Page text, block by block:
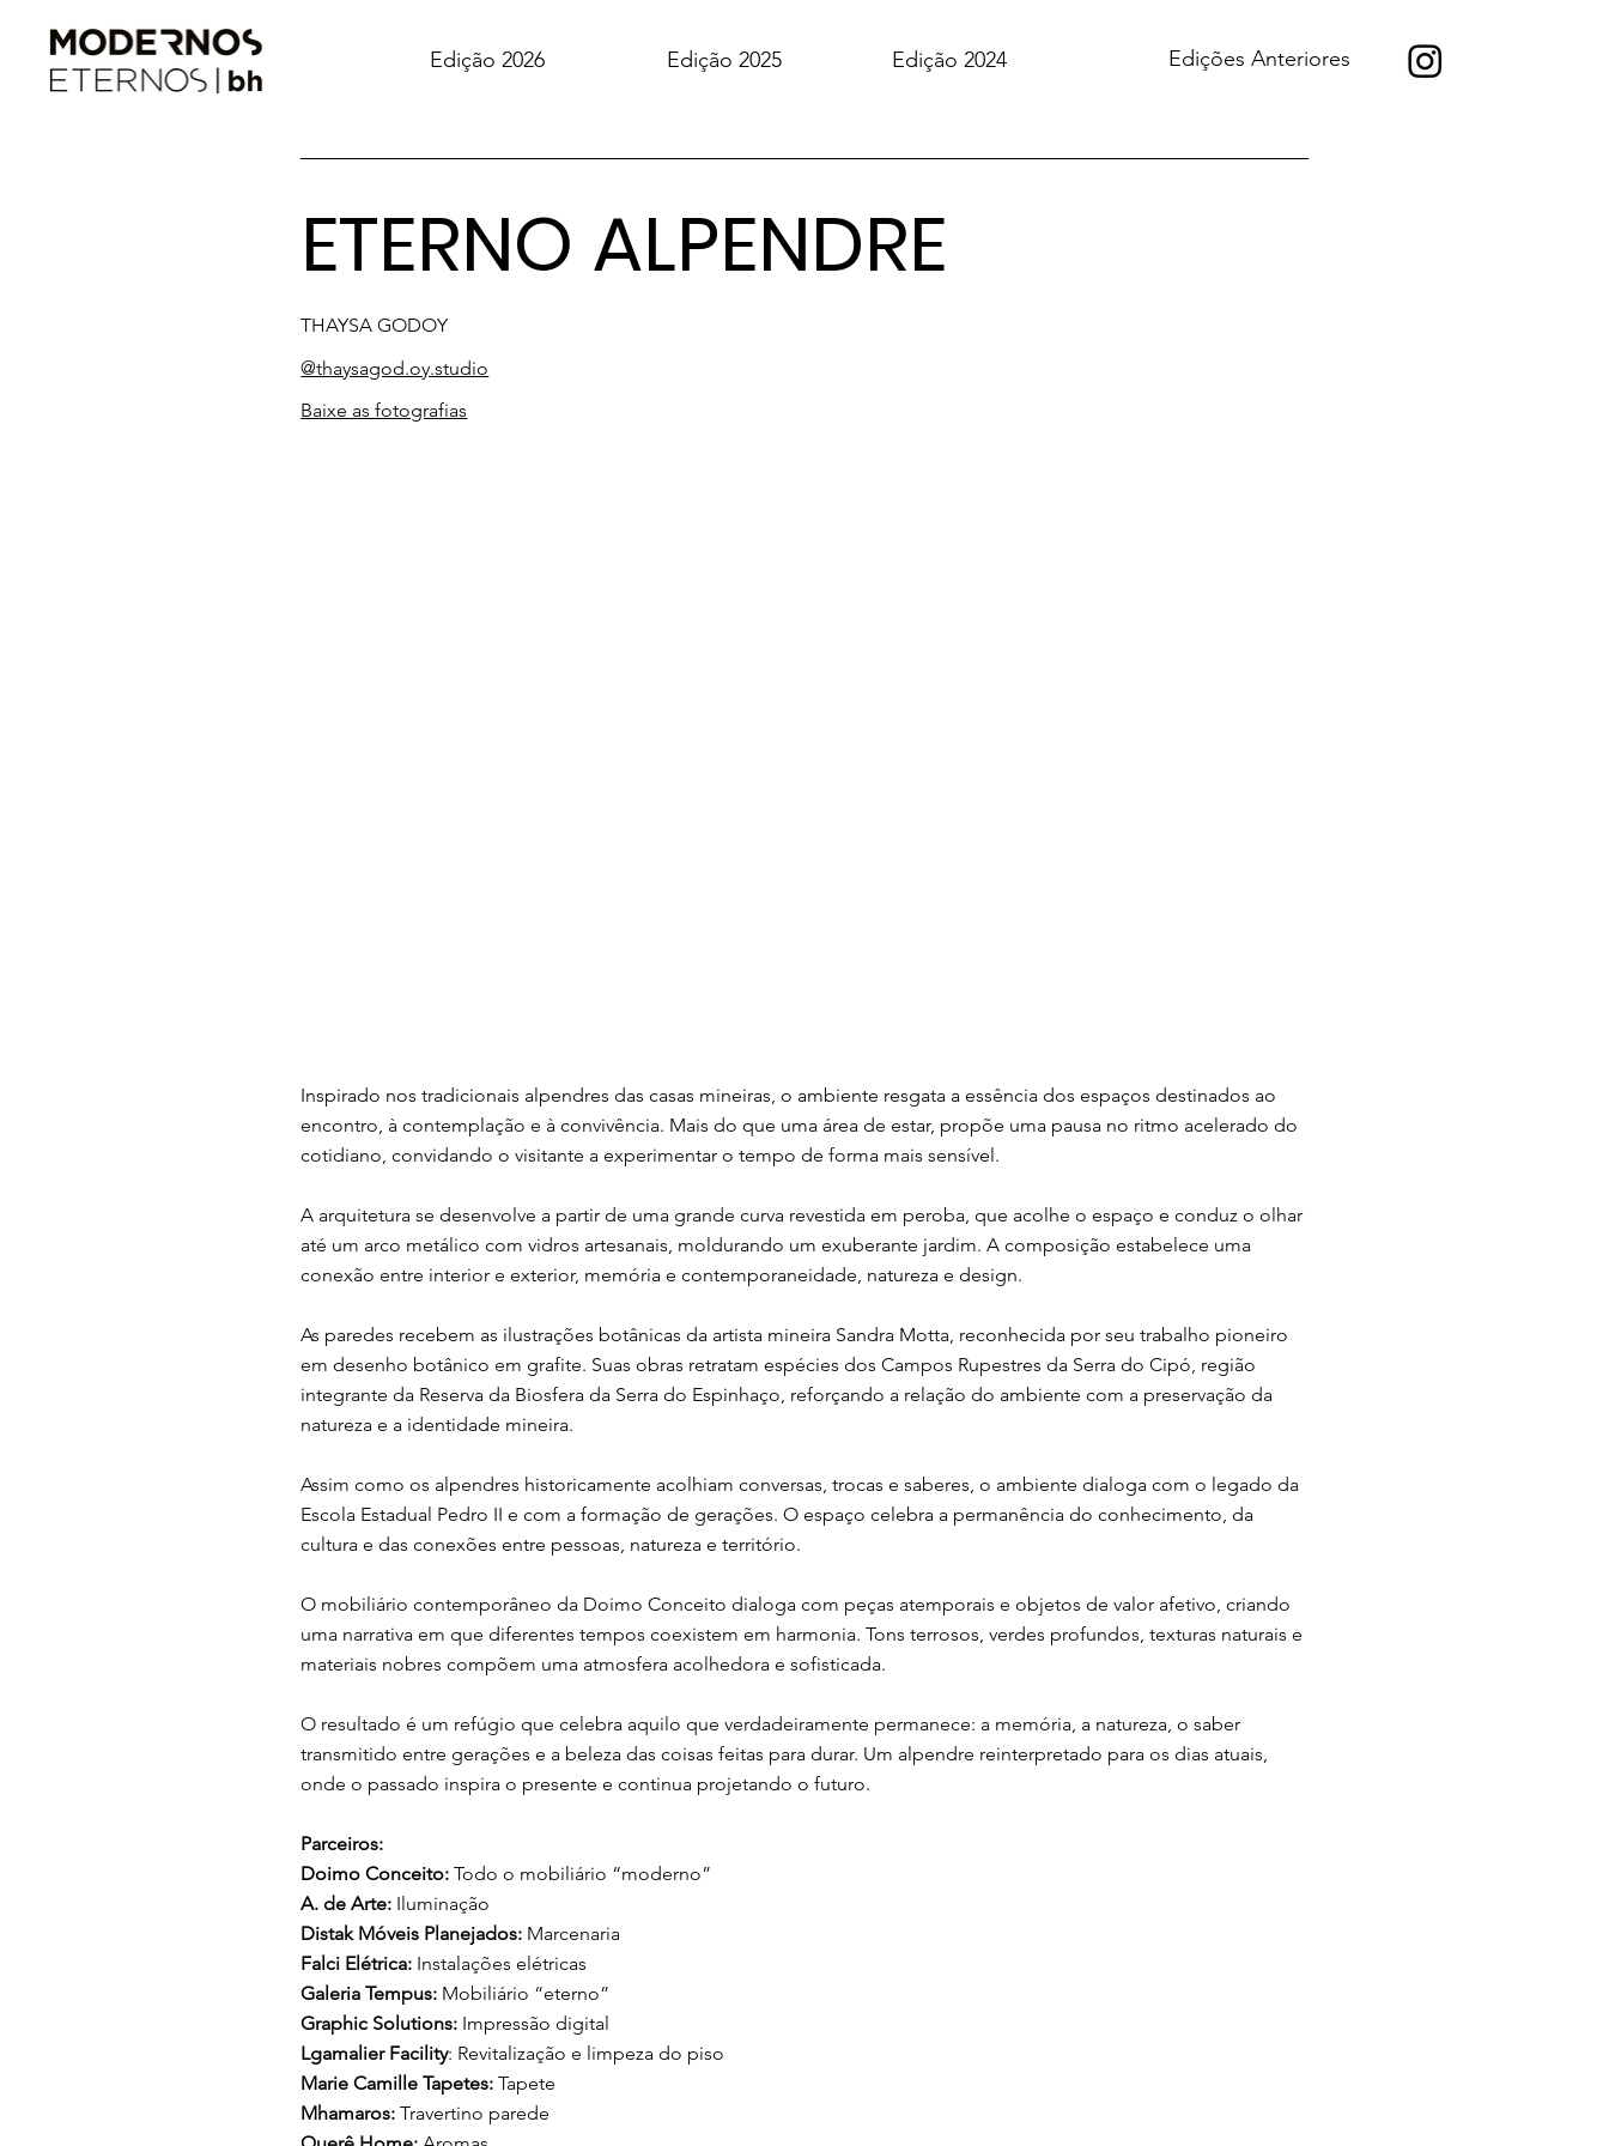
Edição 2026 Edição 2025 Edição 2024 Edições Anteriores
ETERNO ALPENDRE
THAYSA GODOY
@thaysagod.oy.studio
Baixe as fotografias
Inspirado nos tradicionais alpendres das casas mineiras, o ambiente resgata a essência dos espaços destinados ao
encontro, à contemplação e à convivência. Mais do que uma área de estar, propõe uma pausa no ritmo acelerado do
cotidiano, convidando o visitante a experimentar o tempo de forma mais sensível.
A arquitetura se desenvolve a partir de uma grande curva revestida em peroba, que acolhe o espaço e conduz o olhar
até um arco metálico com vidros artesanais, moldurando um exuberante jardim. A composição estabelece uma
conexão entre interior e exterior, memória e contemporaneidade, natureza e design.
As paredes recebem as ilustrações botânicas da artista mineira Sandra Motta, reconhecida por seu trabalho pioneiro
em desenho botânico em grafite. Suas obras retratam espécies dos Campos Rupestres da Serra do Cipó, região
integrante da Reserva da Biosfera da Serra do Espinhaço, reforçando a relação do ambiente com a preservação da
natureza e a identidade mineira.
Assim como os alpendres historicamente acolhiam conversas, trocas e saberes, o ambiente dialoga com o legado da
Escola Estadual Pedro II e com a formação de gerações. O espaço celebra a permanência do conhecimento, da
cultura e das conexões entre pessoas, natureza e território.
O mobiliário contemporâneo da Doimo Conceito dialoga com peças atemporais e objetos de valor afetivo, criando
uma narrativa em que diferentes tempos coexistem em harmonia. Tons terrosos, verdes profundos, texturas naturais e
materiais nobres compõem uma atmosfera acolhedora e sofisticada.
O resultado é um refúgio que celebra aquilo que verdadeiramente permanece: a memória, a natureza, o saber
transmitido entre gerações e a beleza das coisas feitas para durar. Um alpendre reinterpretado para os dias atuais,
onde o passado inspira o presente e continua projetando o futuro.
Parceiros:
Doimo Conceito: Todo o mobiliário “moderno”
A. de Arte: Iluminação
Distak Móveis Planejados: Marcenaria
Falci Elétrica: Instalações elétricas
Galeria Tempus: Mobiliário “eterno”
Graphic Solutions: Impressão digital
Lgamalier Facility: Revitalização e limpeza do piso
Marie Camille Tapetes: Tapete
Mhamaros: Travertino parede